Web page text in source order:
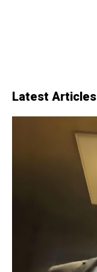
Latest Articles